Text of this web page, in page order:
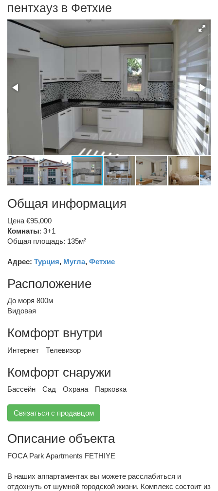
пентхауз в Фетхие
Общая информация
Цена €95,000
Комнаты: 3+1
Общая площадь: 135м²
Адрес: Турция, Мугла, Фетхие
Расположение
До моря 800м
Видовая
Комфорт внутри
Интернет Телевизор
Комфорт снаружи
Бассейн Сад Охрана Парковка
Связаться с продавцом
Описание объекта
FOCA Park Apartments FETHIYE
В наших аппартаментах вы можете расслабиться и
отдохнуть от шумной городской жизни. Комплекс состоит из